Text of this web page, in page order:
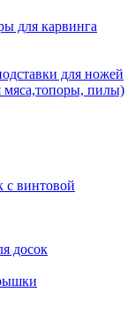
для карвинга
для ножей
мяса,топоры, пилы)
с винтовой
досок